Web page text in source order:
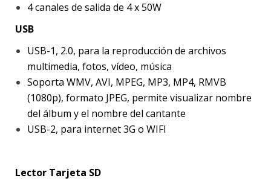
4 canales de salida de 4 x 50W
USB
USB-1, 2.0, para la reproducción de archivos
multimedia, fotos, vídeo, música
Soporta WMV, AVI, MPEG, MP3, MP4, RMVB
(1080p), formato JPEG, permite visualizar nombre
del álbum y el nombre del cantante
USB-2, para internet 3G o WIFI
Lector Tarjeta SD